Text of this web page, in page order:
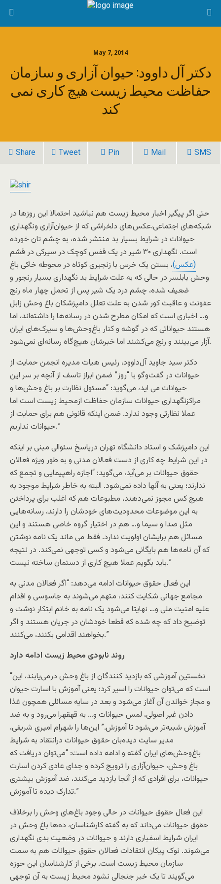
May 7, 2014
دکتر آل داوود: حیوان آزاری و سازمان
حفاظت محیط زیست هیچ کاری نمی
کند
Share Tweet Pin Mail SMS
حتی اگر پیگیر اخبار محیط زیست هم نباشید احتمالا این روزها در
شبکه‌های اجتماعی،عکس‌های دلخراشی که از حیوان‌آزاری ونگهداری
حیوانات در شرایط بسیار بد منتشر شده، به چشم تان خورده
است. نگهداری ۳۰ شیر در یک قفس کوچک در سیرکی در قشم
(عکس)، بستن یک خرس با زنجیری کوتاه در محوطه خاکی باغ
وحش بابلسر در حالی که به علت شرایط بد نگهداری بسیار رنجور و
ضعیف شده، چشم درد یک شیر پس از تحمل چهار ماه رنج
عفونت و عاقبت کور شدن به علت تعلل دامپزشکان باغ وحش زابل
و… اخباری است که امکان مطرح شدن در رسانه‌ها را داشته‌اند، اما
هستند حیواناتی که در گوشه و کنار باغ‌وحش‌ها و سیرک‌های ایران
آزار می‌بینند و رنج می‌کشند اما خبرشان هیچ‌گاه رسانه‌ای نمی‌شود.
دکتر سید جاوید آل‌داوود، رئیس هیات مدیره انجمن حمایت از
حیوانات در گفت‌وگو با “روز” ضمن ابراز تاسف از آنچه بر سر این
حیوانات می اید، می‌گوید: “مسئول نظارت بر باغ‌ وحش‌ها و
مراکزنگهداری حیوانات سازمان حفاظت ازمحیط زیست است اما
عملا نظارتی وجود ندارد. ضمن اینکه قانونی هم برای حمایت از
حیوانات نداریم.”
این دامپزشک و استاد دانشگاه تهران درپاسخ سئوالی مبنی بر اینکه
در این شرایط چه کاری از دست فعالان مدنی و به طور ویژه فعالان
حقوق حیوانات بر می‌آید، می‌گوید: “اجازه راهپیمایی و تجمع که
ندارند؛ یعنی به آنها داده نمی‌شود. البته به خاطر شرایط موجود به
هیچ کس مجوز نمی‌دهند، مطبوعات هم که اغلب برای پرداختن
به این موضوعات محدودیت‌های خودشان را دارند، رسانه‌هایی
مثل صدا و سیما و… هم در اختیار گروه خاصی هستند و این
مسائل هم برایشان اولویت ندارد. فقط می ماند یک نامه نوشتن
که آن نامه‌ها هم بایگانی می‌شود و کسی توجهی نمی‌کند. در نتیجه
باید بگویم عملا هیچ کاری از دستمان ساخته نیست.”
این فعال حقوق حیوانات ادامه می‌دهد: “اگر فعالان مدنی به
مجامع جهانی شکایت کنند، متهم می‌شوند به جاسوسی و اقدام
علیه امنیت ملی و… نهایتا می‌شود یک نامه به خانم ابتکار نوشت و
توضیح داد که چه شده که قطعا خودشان در جریان هستند و اگر
بخواهند اقدامی بکنند، می‌کنند.”
روند نابودی محیط زیست ادامه دارد
“نخستین آموزشی که بازدید کنندگان از باغ وحش در‌می‌یابند، این
است که می‌توان حیوانات را اسیر کرد؛ یعنی آموزش با اسارت حیوان
و مجاز خواندن آن آغاز می‌شود و بعد در سایه مسائلی همچون غذا
دادن غیر اصولی، لمس حیوانات و… به قهقهرا می‌رود و به ضد
آموزش شبیه‌تر می‌شود تا آموزش.” این‌ها را شهرام امیری شریفی،
مدیر سایت دیده‌بان حقوق حیوانات درانتقاد به شرایط
باغ‌وحش‌های ایران گفته و ادامه داده است: “می‌توان دریافت که
باغ ‌وحش، حیوان‌آزاری را ترویج کرده و جدای عادی کردن اسارت
حیوانات، برای افرادی که از آنجا بازدید می‌کنند، ضد آموزش بیشتری
تدارک دیده تا آموزش.”
این فعال حقوق حیوانات در حالی وجود باغ‌های وحش را برخلاف
حقوق حیوانات می‌داند که به گفته کارشناسان، ده‌ها باغ وحش در
ایران شرایط اسفباری دارند و حیوانات در وضعیت بدی نگهداری
می‌شوند. نوک پیکان انتقادات فعالان حقوق حیوانات هم به سمت
سازمان محیط زیست است. برخی از کارشناسان این حوزه
می‌گویند تا یک خبر جنجالی نشود محیط زیست به آن توجهی